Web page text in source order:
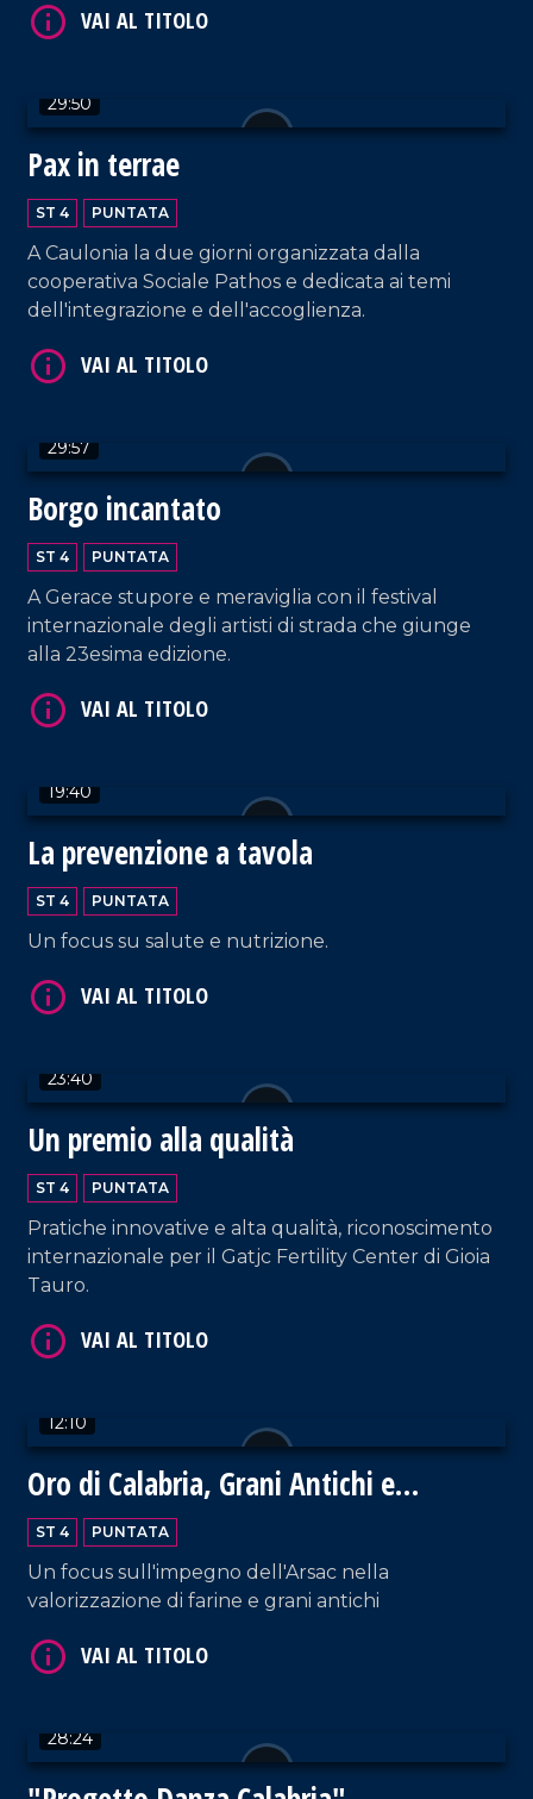
29:50
Pax in terrae
ST 4 PUNTATA
A Caulonia la due giorni organizzata dalla
cooperativa Sociale Pathos e dedicata ai temi
dell'integrazione e dell'accoglienza.
29:57
Borgo incantato
ST 4 PUNTATA
A Gerace stupore e meraviglia con il festival
internazionale degli artisti di strada che giunge
alla 23esima edizione.
19:40
La prevenzione a tavola
ST 4 PUNTATA
Un focus su salute e nutrizione.
23:40
Un premio alla qualità
ST 4 PUNTATA
Pratiche innovative e alta qualità, riconoscimento
internazionale per il Gatjc Fertility Center di Gioia
Tauro.
12:10
Oro di Calabria, Grani Antichi e
Biodiversità
ST 4 PUNTATA
Un focus sull'impegno dell'Arsac nella
valorizzazione di farine e grani antichi
28:24
VAI AL TITOLO
VAI AL TITOLO
VAI AL TITOLO
VAI AL TITOLO
VAI AL TITOLO
VAI AL TITOLO